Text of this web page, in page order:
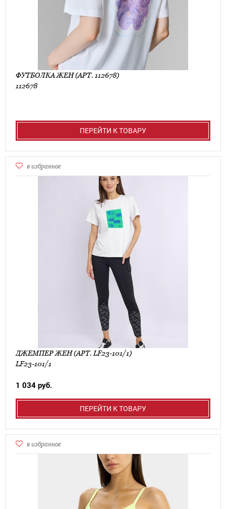
ФУТБОЛКА ЖЕН (АРТ. 112678)
112678
ПЕРЕЙТИ К ТОВАРУ
в избранное
ДЖЕМПЕР ЖЕН (АРТ. LF23-101/1)
LF23-101/1
1 034 руб.
ПЕРЕЙТИ К ТОВАРУ
в избранное